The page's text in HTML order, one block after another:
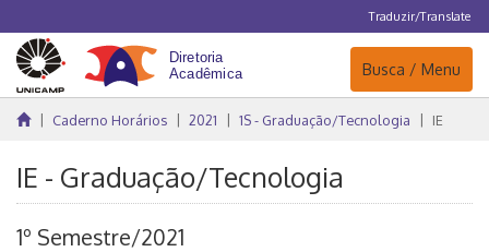
Traduzir/Translate
Navegação
Busca / Menu
Caderno Horários 2021 1S - Graduação/Tecnologia IE
IE - Graduação/Tecnologia
1º Semestre/2021